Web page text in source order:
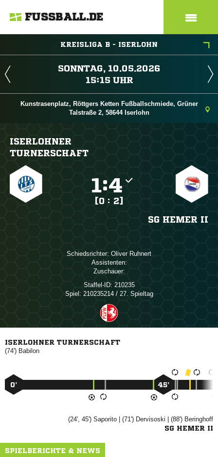
FUSSBALL.DE
KREISLIGA B - ISERLOHN
 
 
Kunstrasenplatz, Röttgers Ketten Fußballschmiede, Grüner
Talstraße 2, 58644 Iserlohn
ISERLOHNER
TURNERSCHAFT
:
[0 : 2]
SG HEMER II
Schiedsrichter:  
Assistenten:
Zuschauer:
Staffel-ID: 210235
Spiel: 210235214 / 27. Spieltag
ISERLOHNER TURNERSCHAFT
(74') 
0’ 45’
(24', 45')  | (71')  | (88') 
SG HEMER II
SPIELBERICHTE & NEWS